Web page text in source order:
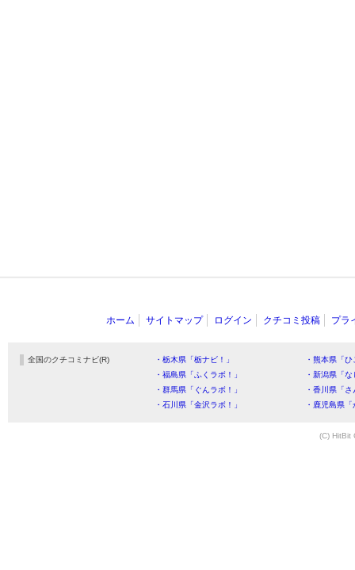
ホーム サイトマップ ログイン クチコミ投稿 プラ
全国のクチコミナビ(R) ・栃木県「栃ナビ！」
・熊本県「
・福島県「ふくラボ！」
・新潟県「
・群馬県「ぐんラボ！」
・香川県「
・石川県「金沢ラボ！」
・鹿児島県
(C) HitBit